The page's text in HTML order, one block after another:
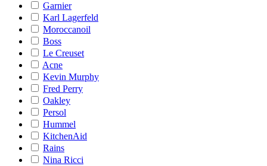
Garnier
Karl Lagerfeld
Moroccanoil
Boss
Le Creuset
Acne
Kevin Murphy
Fred Perry
Oakley
Persol
Hummel
KitchenAid
Rains
Nina Ricci